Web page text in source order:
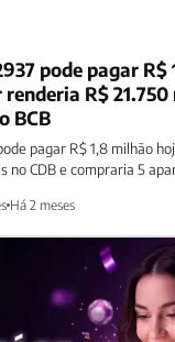
pode pagar R$
R$ 21.750
BCB
pagar R$ 1,8 milhão
no CDB e compraria 5
Há 2 meses